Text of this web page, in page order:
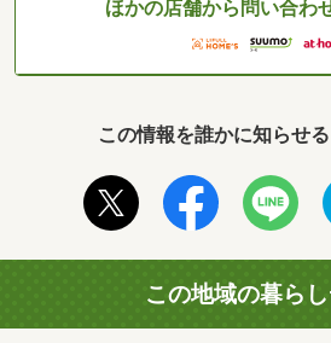
ほかの店舗から問い合わ
この情報を誰かに知らせ
この地域の暮ら